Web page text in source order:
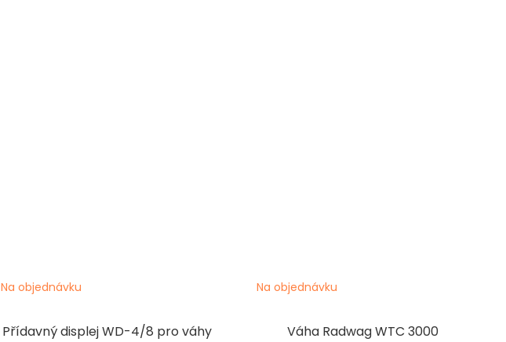
Přídavný displej WD-4/8 pro váhy
Na objednávku
Váha Radwag WTC 3000
Na objednávku